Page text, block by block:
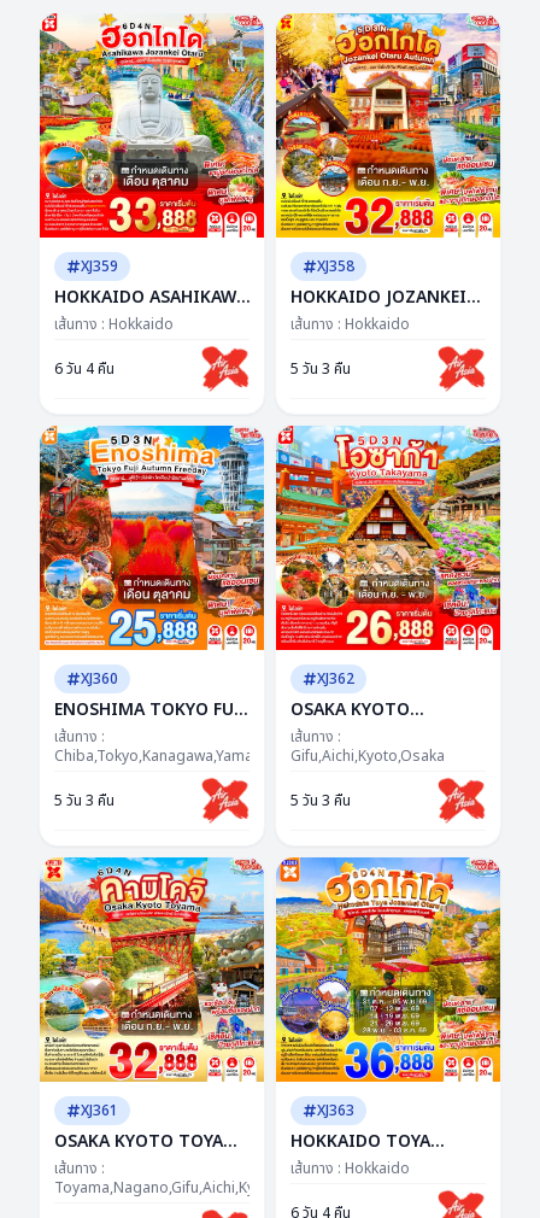
XJ359
HOKKAIDO ASAHIKAWA
JOZANKEI OTARU 6D
4N BY XJ -- OCT'26 --
ซุปตาร์...ฮอกไกโดชิลจัด วิว
เส้นทาง : Hokkaido
6 วัน 4 คืน
XJ358
HOKKAIDO JOZANKEI
OTARU AUTUMN 5D 3N
BY XJ -- SEP - NOV'26 --
ซุปตาร์ฮอกไกโดดีเกิน ฟีล
เส้นทาง : Hokkaido
5 วัน 3 คืน
XJ360
ENOSHIMA TOKYO FUJI
AUTUMN FREEDAY 5D
3N BY XJ --- OCT'26 --
ซุปตาร์...ฟูจิว้าวไม่พัก โค
เคียน่ารักเกินเรื่อง
เส้นทาง :
Chiba,Tokyo,Kanagawa,Yamanashi
5 วัน 3 คืน
XJ362
OSAKA KYOTO
TAKAYAMA 5D 3N BY XJ
-- SEP - NOV'26 -- ซุป
ตาร์..ชิราคาวะ ละมุน คันไซ
อบอุ่นมากแม่
เส้นทาง :
Gifu,Aichi,Kyoto,Osaka
5 วัน 3 คืน
XJ361
OSAKA KYOTO TOYAMA
KAMIKOCHI 6D 4N BY
XJ -- SEP - NOV'26 ---
เส้นทาง :
Toyama,Nagano,Gifu,Aichi,Kyoto,Osaka
XJ363
HOKKAIDO TOYA
JOZANKEI OTARU 6D
เส้นทาง : Hokkaido
6 วัน 4 คืน